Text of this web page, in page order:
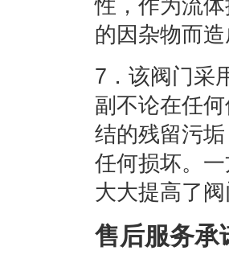
性，作为流
的因杂物而
7．该阀门采
副不论在任
结的残留污
任何损坏。
大大提高了
售后服务承